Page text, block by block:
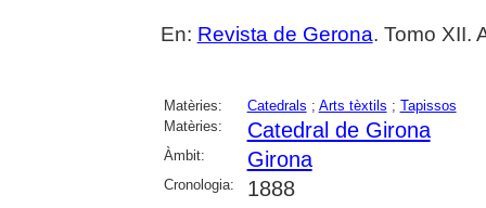
En: Revista de Gerona. Tomo XII.
Matèries: Catedrals ; Arts tèxtils ; Tapissos
Matèries:
Catedral de Girona
Àmbit: Girona
Cronologia: 1888